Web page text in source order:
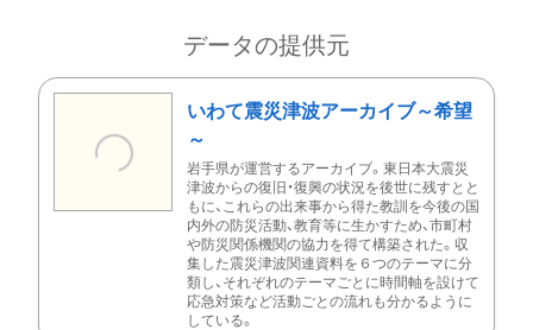
データの提供元
いわて震災津波アーカイブ～希望
～
岩手県が運営するアーカイブ。東日本大震災
津波からの復旧・復興の状況を後世に残すとと
もに、これらの出来事から得た教訓を今後の国
内外の防災活動、教育等に生かすため、市町村
や防災関係機関の協力を得て構築された。収
集した震災津波関連資料を６つのテーマに分
類し、それぞれのテーマごとに時間軸を設けて
応急対策など活動ごとの流れも分かるように
している。